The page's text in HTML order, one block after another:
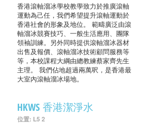
香港滾軸溜冰學校教學致力於推廣滾軸
運動為己任，我們希望提升滾軸運動於
香港社會的形象及地位。 範疇廣泛由滾
軸溜冰競賽技巧、一般生活應用、團隊
領袖訓練。另外同時提供滾軸溜冰器材
出售及報價、滾軸溜冰技術顧問服務等
等，本校課程大綱由總教練蔡家齊先生
主理。 我們佔地超過兩萬呎，是香港最
大室內滾軸溜冰場地。
HKWS 香港潔淨水
位置: L5 2